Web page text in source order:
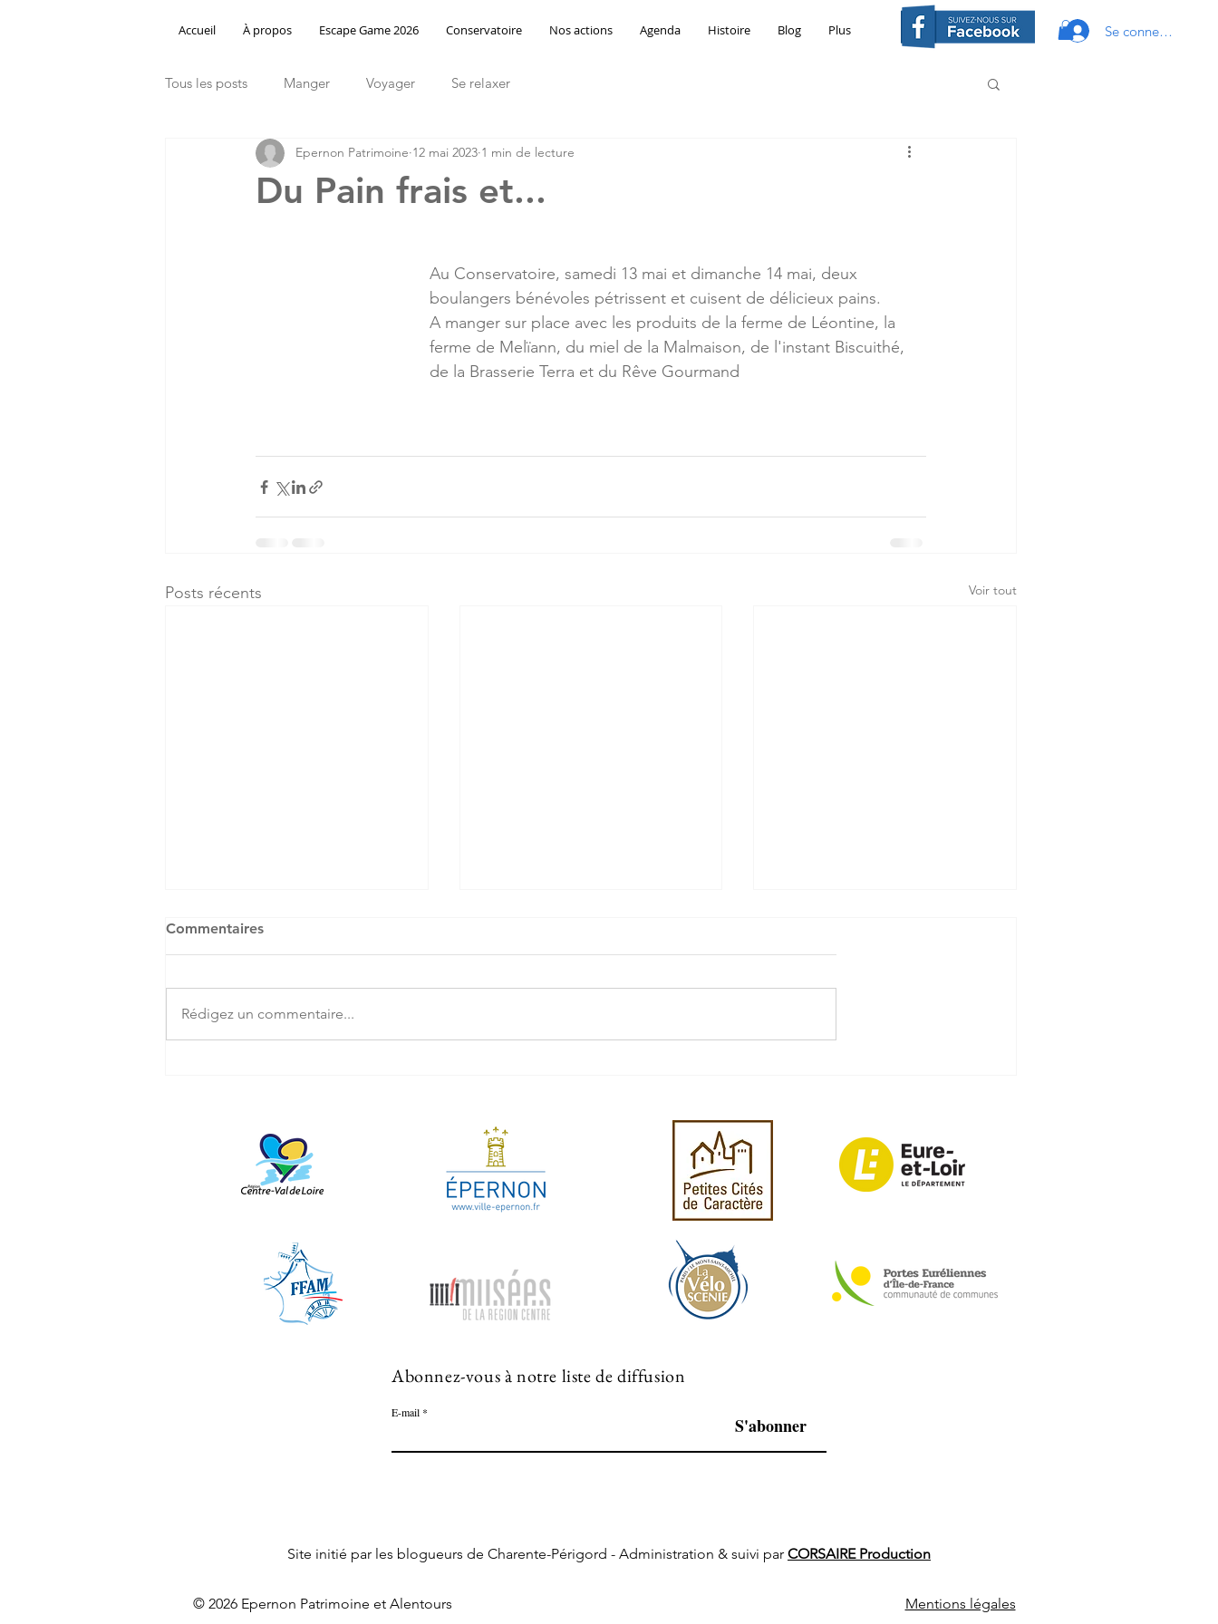
Accueil À propos Escape Game 2026 Conservatoire Nos actions Agenda Histoire Blog Plus Se connecter
Tous les posts Manger Voyager Se relaxer
Du Pain frais et...
Epernon Patrimoine 12 mai 2023 1 min de lecture
Au Conservatoire, samedi 13 mai et dimanche 14 mai, deux
boulangers bénévoles pétrissent et cuisent de délicieux pains.
A manger sur place avec les produits de la ferme de Léontine, la
ferme de Melïann, du miel de la Malmaison, de l'instant Biscuithé,
de la Brasserie Terra et du Rêve Gourmand
Posts récents Voir tout
Epernon Belle Epoque
Commentaires
Rédigez un commentaire...
Abonnez-vous à notre liste de diffusion
E-mail
S'abonner
Site initié par les blogueurs de Charente-Périgord - Administration & suivi par CORSAIRE Production
© 2026 Epernon Patrimoine et Alentours Mentions légales